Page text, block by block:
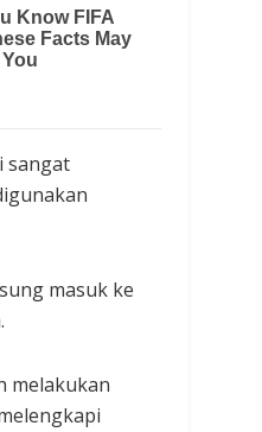
sangat
masuk ke
melakukan